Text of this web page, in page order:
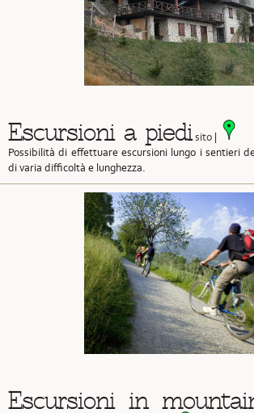
Escursioni a piedisito |
Possibilità di effettuare escursioni lungo i sentieri
di varia difficoltà e lunghezza.
Escursioni in